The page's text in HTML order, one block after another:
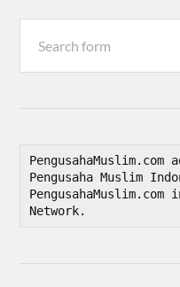
PengusahaMuslim.com
Pengusaha Muslim
Network.